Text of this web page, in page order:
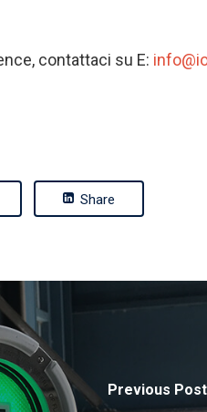
contattaci su E:
Share
Previous Post